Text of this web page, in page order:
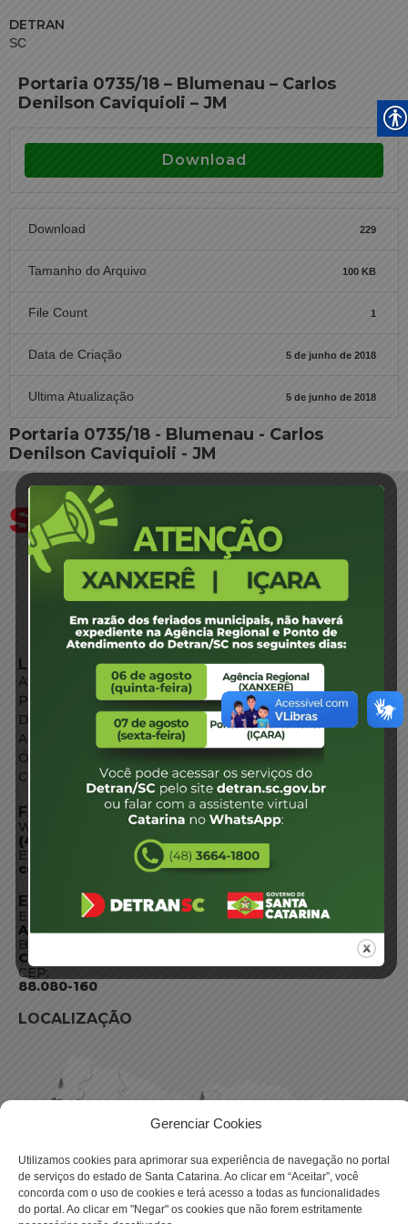
Gerenciar Cookies
Utilizamos cookies para aprimorar sua experiência de navegação no portal
de serviços do estado de Santa Catarina. Ao clicar em “Aceitar”, você
concorda com o uso de cookies e terá acesso a todas as funcionalidades
do portal. Ao clicar em "Negar" os cookies que não forem estritamente
DETRAN
SC
Portaria 0735/18 – Blumenau – Carlos
Denilson Caviquioli – JM
Download
Download 229
Tamanho do Arquivo 100 KB
File Count 1
Data de Criação 5 de junho de 2018
Ultima Atualização 5 de junho de 2018
Portaria 0735/18 - Blumenau - Carlos
Denilson Caviquioli - JM
LINKS EXTERNOS
Agência de Notícias
Portal de Serviços
Diário Oficial
Acesso à Informação
Órgãos do Governo
Conheça SC
FALE CONOSCO
WhatsApp:
(48) 3664-1800
E-mail:
centraldeinformacoes@detran.sc.gov.br
ENDEREÇO
Endereço:
Av. Almirante Tamandaré - 480
Bairro:
Coqueiros, Florianópolis SC
CEP:
88.080-160
LOCALIZAÇÃO